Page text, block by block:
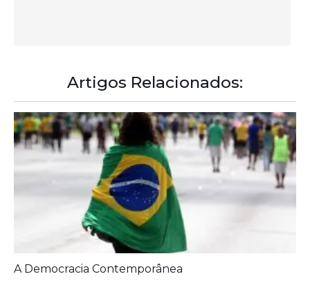
A Democracia Contemporânea
Diagnóstico tardio dá poucas chances de cura para